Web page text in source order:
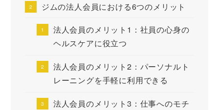
ジムの法人会員における6つのメリット
法人会員のメリット1：社員の心身の
ヘルスケアに役立つ
法人会員のメリット2：パーソナルト
レーニングを手軽に利用できる
法人会員のメリット3：仕事へのモチ